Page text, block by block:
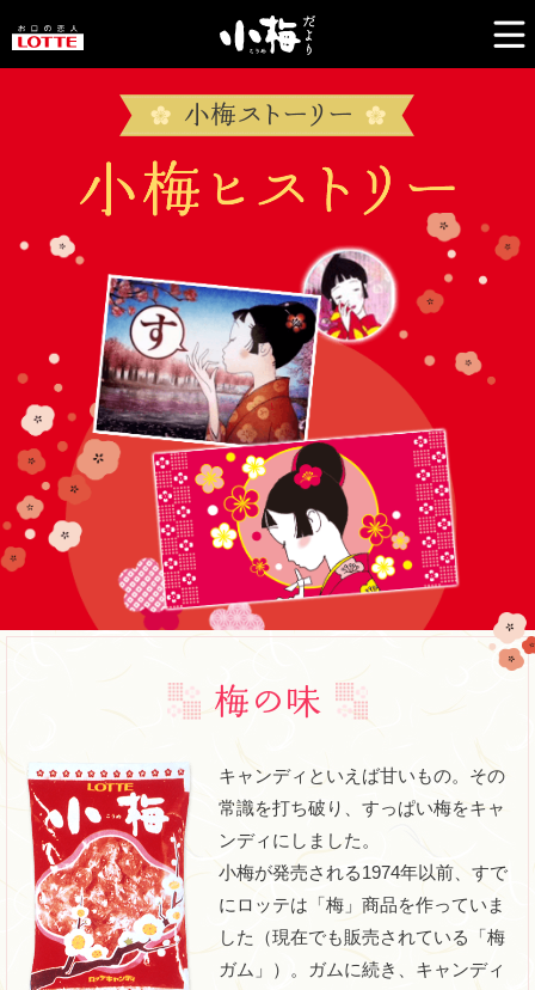
キャンディといえば甘いもの。その
常識を打ち破り、すっぱい梅をキャ
ンディにしました。
小梅が発売される1974年以前、すで
にロッテは「梅」商品を作っていま
した（現在でも販売されている「梅
ガム」）。ガムに続き、キャンディ